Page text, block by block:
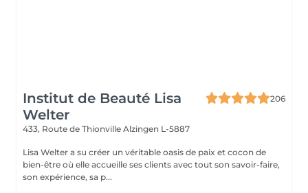
Institut de Beauté Lisa
Welter
206
433, Route de Thionville Alzingen L-5887
Lisa Welter a su créer un véritable oasis de paix et cocon de
bien-être où elle accueille ses clients avec tout son savoir-faire,
son expérience, sa p...